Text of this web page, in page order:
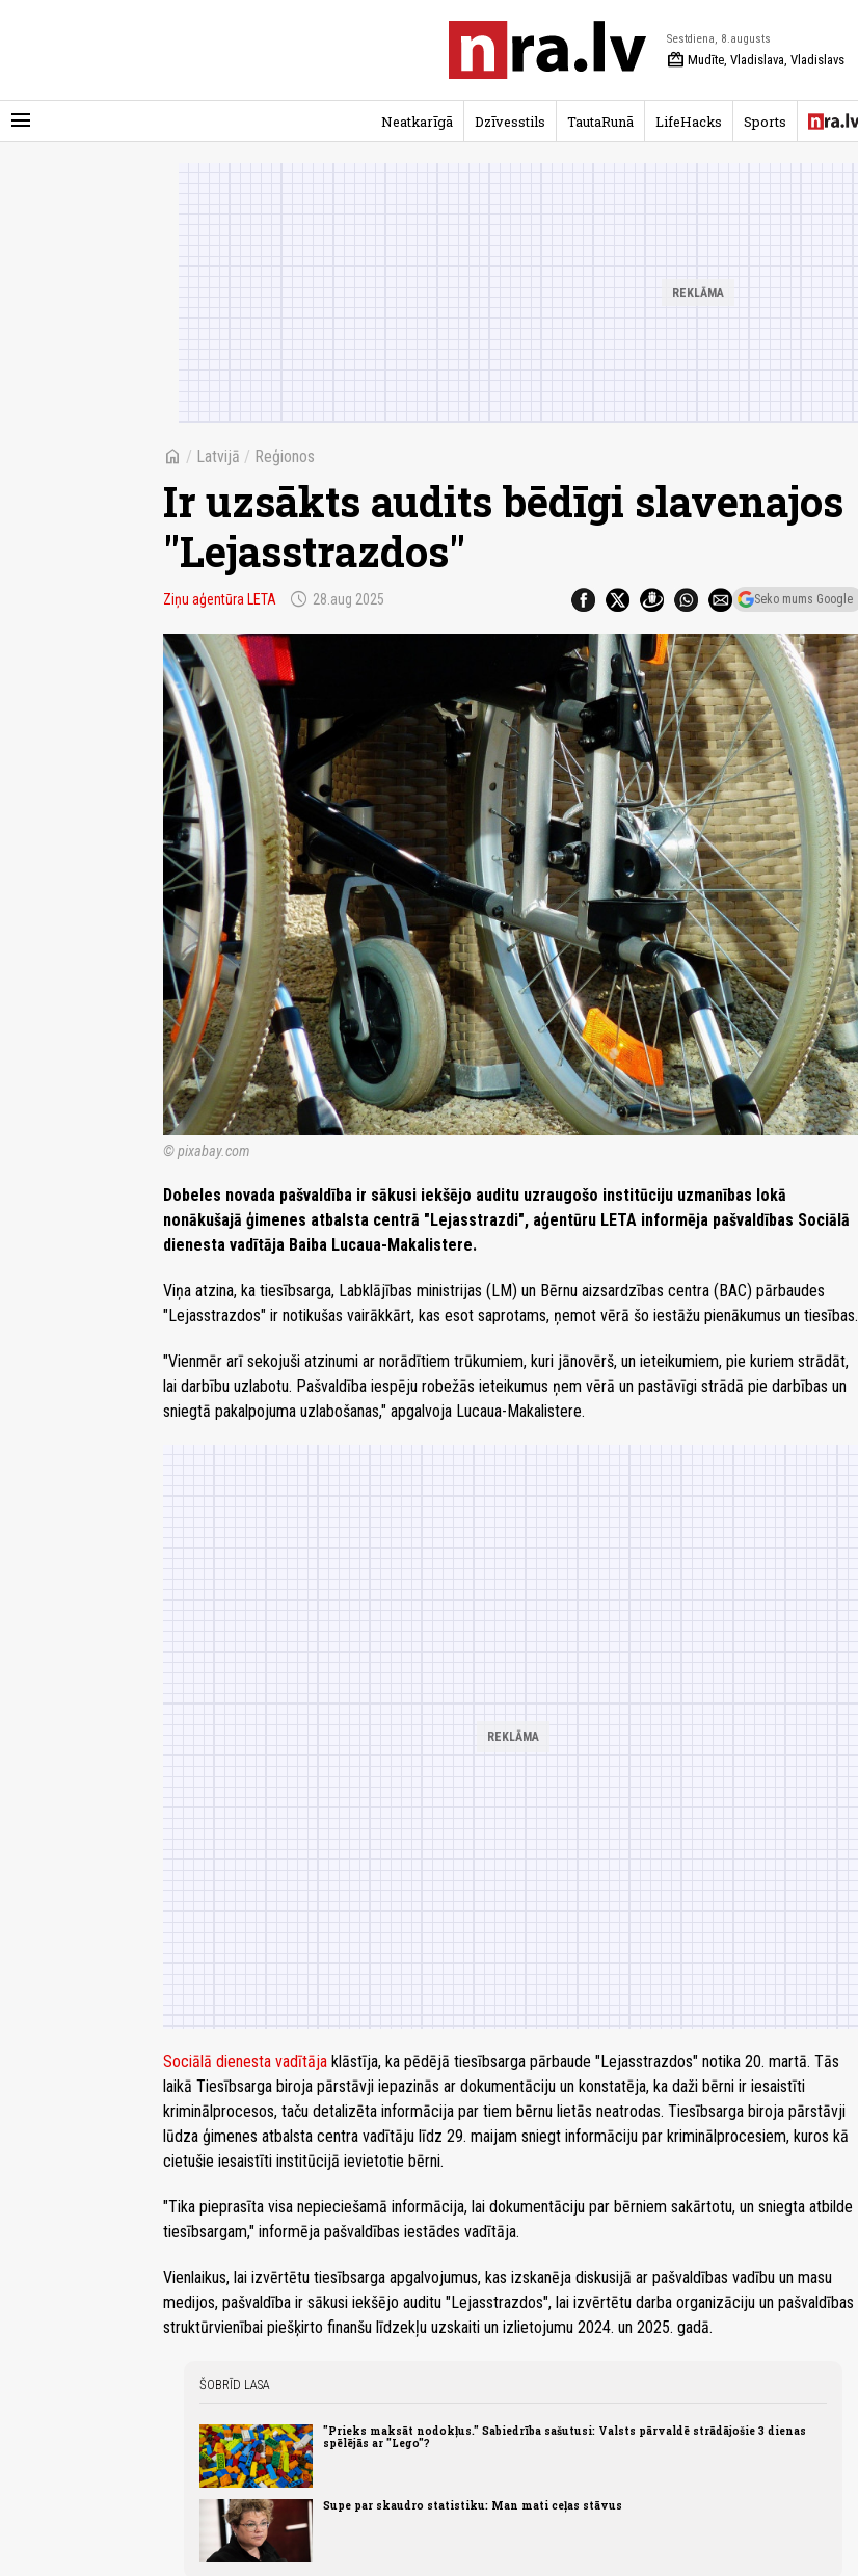
menu
Sestdiena, 8.augusts
redeem Mudīte, Vladislava, Vladislavs
Neatkarīgā Dzīvesstils TautaRunā LifeHacks Sports
home / Latvijā / Reģionos
Ir uzsākts audits bēdīgi slavenajos
"Lejasstrazdos"
Ziņu aģentūra LETA schedule 28.aug 2025 Seko mums Google
© pixabay.com
Dobeles novada pašvaldība ir sākusi iekšējo auditu uzraugošo institūciju uzmanības lokā
nonākušajā ģimenes atbalsta centrā "Lejasstrazdi", aģentūru LETA informēja pašvaldības Sociālā
dienesta vadītāja Baiba Lucaua-Makalistere.
Viņa atzina, ka tiesībsarga, Labklājības ministrijas (LM) un Bērnu aizsardzības centra (BAC) pārbaudes
"Lejasstrazdos" ir notikušas vairākkārt, kas esot saprotams, ņemot vērā šo iestāžu pienākumus un tiesības.
"Vienmēr arī sekojuši atzinumi ar norādītiem trūkumiem, kuri jānovērš, un ieteikumiem, pie kuriem strādāt,
lai darbību uzlabotu. Pašvaldība iespēju robežās ieteikumus ņem vērā un pastāvīgi strādā pie darbības un
sniegtā pakalpojuma uzlabošanas," apgalvoja Lucaua-Makalistere.
Sociālā dienesta vadītāja klāstīja, ka pēdējā tiesībsarga pārbaude "Lejasstrazdos" notika 20. martā. Tās
laikā Tiesībsarga biroja pārstāvji iepazinās ar dokumentāciju un konstatēja, ka daži bērni ir iesaistīti
kriminālprocesos, taču detalizēta informācija par tiem bērnu lietās neatrodas. Tiesībsarga biroja pārstāvji
lūdza ģimenes atbalsta centra vadītāju līdz 29. maijam sniegt informāciju par kriminālprocesiem, kuros kā
cietušie iesaistīti institūcijā ievietotie bērni.
"Tika pieprasīta visa nepieciešamā informācija, lai dokumentāciju par bērniem sakārtotu, un sniegta atbilde
tiesībsargam," informēja pašvaldības iestādes vadītāja.
Vienlaikus, lai izvērtētu tiesībsarga apgalvojumus, kas izskanēja diskusijā ar pašvaldības vadību un masu
medijos, pašvaldība ir sākusi iekšējo auditu "Lejasstrazdos", lai izvērtētu darba organizāciju un pašvaldības
struktūrvienībai piešķirto finanšu līdzekļu uzskaiti un izlietojumu 2024. un 2025. gadā.
ŠOBRĪD LASA
"Prieks maksāt nodokļus." Sabiedrība sašutusi: Valsts pārvaldē strādājošie 3 dienas
spēlējās ar "Lego"?
Supe par skaudro statistiku: Man mati ceļas stāvus